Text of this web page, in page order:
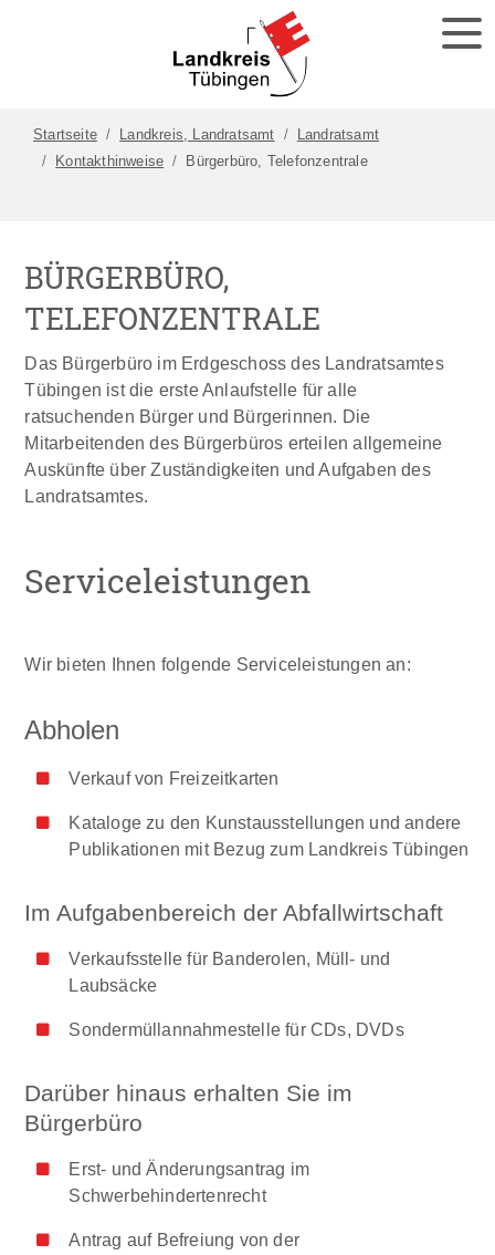
Startseite Landkreis, Landratsamt
Landratsamt
Kontakthinweise
Bürgerbüro, Telefonzentrale
BÜRGERBÜRO,
TELEFONZENTRALE
Das Bürgerbüro im Erdgeschoss des Landratsamtes
Tübingen ist die erste Anlaufstelle für alle
ratsuchenden Bürger und Bürgerinnen. Die
Mitarbeitenden des Bürgerbüros erteilen allgemeine
Auskünfte über Zuständigkeiten und Aufgaben des
Landratsamtes.
Serviceleistungen
Wir bieten Ihnen folgende Serviceleistungen an​:
Abholen
Verkauf von Freizeitkarten
Kataloge zu den Kunstausstellungen und andere
Publikationen mit Bezug zum Landkreis Tübingen
Im Aufgabenbereich der Abfallwirtschaft
Verkaufsstelle für Banderolen, Müll- und
Laubsäcke
Sondermüllannahmestelle für CDs, DVDs
Darüber hinaus erhalten Sie im
Bürgerbüro
Erst- und Änderungsantrag im
Schwerbehindertenrecht
Antrag auf Befreiung von der